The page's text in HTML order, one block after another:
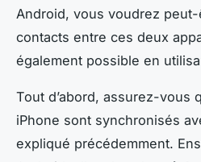
Android, vous voudrez
contacts entre ces deux
également possible en
Tout d’abord, assurez-vous
iPhone sont synchronisés
expliqué précédemment.